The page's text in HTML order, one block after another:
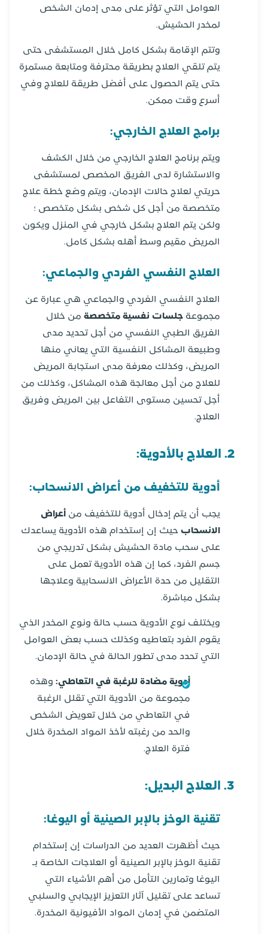
العوامل التي تؤثر على مدى إدمان الشخص
لمخدر الحشيش.
وتتم الإقامة بشكل كامل خلال المستشفى حتى
يتم تلقي العلاج بطريقة محترفة ومتابعة مستمرة
حتى يتم الحصول على أفضل طريقة للعلاج وفي
أسرع وقت ممكن.
برامج العلاج الخارجي:
ويتم برنامج العلاج الخارجي من خلال الكشف
والاستشارة لدى الفريق المخصص لمستشفى
حريتي لعلاج حالات الإدمان، ويتم وضع خطة علاج
متخصصة من أجل كل شخص بشكل متخصص ؛
ولكن يتم العلاج بشكل خارجي في المنزل ويكون
المريض مقيم وسط أهله بشكل كامل.
العلاج النفسي الفردي والجماعي:
العلاج النفسي الفردي والجماعي هي عبارة عن
مجموعة جلسات نفسية متخصصة من خلال
الفريق الطبي النفسي من أجل تحديد مدى
وطبيعة المشاكل النفسية التي يعاني منها
المريض، وكذلك معرفة مدى استجابة المريض
للعلاج من أجل معالجة هذه المشاكل، وكذلك من
أجل تحسين مستوى التفاعل بين المريض وفريق
العلاج.
2. العلاج بالأدوية:
أدوية للتخفيف من أعراض الانسحاب:
يجب أن يتم إدخال أدوية للتخفيف من أعراض
الانسحاب حيث إن إستخدام هذه الأدوية يساعدك
على سحب مادة الحشيش بشكل تدريجي من
جسم الفرد، كما إن هذه الأدوية تعمل على
التقليل من حدة الأعراض الانسحابية وعلاجها
بشكل مباشرة.
ويختلف نوع الأدوية حسب حالة ونوع المخدر الذي
يقوم الفرد بتعاطيه وكذلك حسب بعض العوامل
التي تحدد مدى تطور الحالة في حالة الإدمان.
أدوية مضادة للرغبة في التعاطي:وهذه
مجموعة من الأدوية التي تقلل الرغبة
في التعاطي من خلال تعويض الشخص
والحد من رغبته لأخذ المواد المخدرة خلال
فترة العلاج.
3. العلاج البديل:
تقنية الوخز بالإبر الصينية أو اليوغا:
حيث أظهرت العديد من الدراسات إن إستخدام
تقنية الوخز بالإبر الصينية أو العلاجات الخاصة بـ
اليوغا وتمارين التأمل من أهم الأشياء التي
تساعد على تقليل آثار التعزيز الإيجابي والسلبي
المتضمن في إدمان المواد الأفيونية المخدرة.